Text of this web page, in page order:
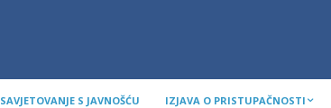
SAVJETOVANJE S JAVNOŠĆU IZJAVA O PRISTUPAČNOSTI